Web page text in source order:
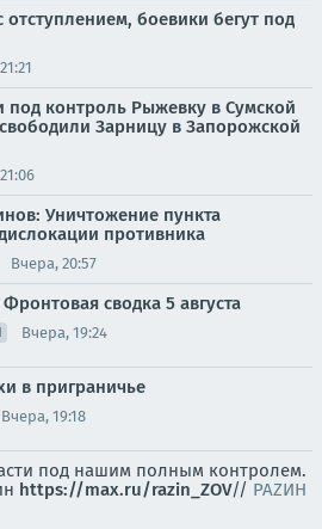
отступлением, боевики бегут под
под контроль Рыжевку в Сумской
Зарницу в Запорожской
Уничтожение пункта
противника
Вчера, 20:57
сводка 5 августа
Вчера, 19:24
в приграничье
Вчера, 19:18
под нашим полным контролем.
https://max.ru/razin_ZOV// РАZИН